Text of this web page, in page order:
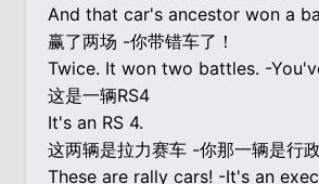
And that car's ancestor won a
赢了两场 -你带错车了！
Twice. It won two battles. -
这是一辆RS4
It's an RS 4.
这两辆是拉力赛车 -你那一辆是行
These are rally cars! -It's an